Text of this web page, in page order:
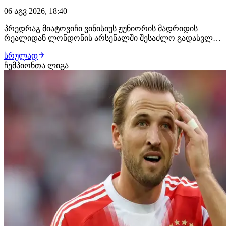
06 აგვ 2026, 18:40
პრედრაგ მიატოვიჩი ვინისიუს ჟუნიორის მადრიდის
რეალიდან ლონდონის არსენალში შესაძლო გადასვლას
აზრით, ნებისმიერი ფეხბურთელისთვის "სამეფო
კლუბში" თუნდაც მე-2 ნომრად ყოფნა ჯობია სხვა
ნებისმიერ გუნდში ლიდერად ყოფნას. "ჯობია იყო მეორე
სრულად
ჩემპიონთა ლიგა